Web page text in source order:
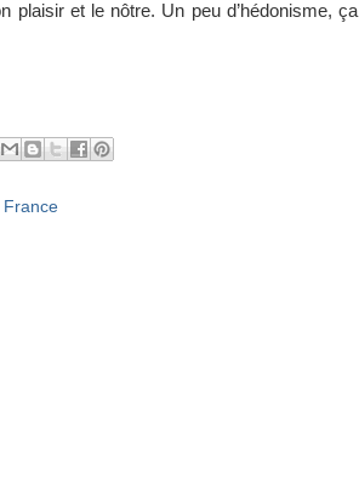
plaisir et le nôtre. Un peu d’hédonisme, ça
France